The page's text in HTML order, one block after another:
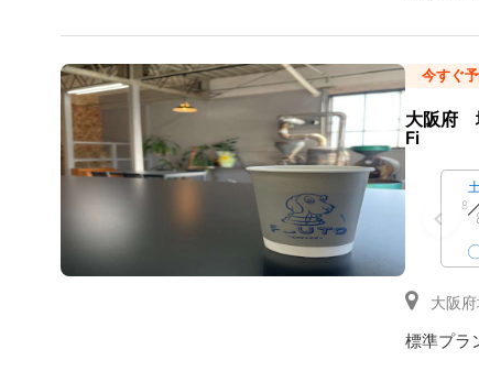
今すぐ
大阪府
Fi
8
大阪
標準プラ